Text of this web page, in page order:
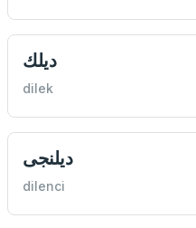
ديلك
dilek
ديلنجی
dilenci